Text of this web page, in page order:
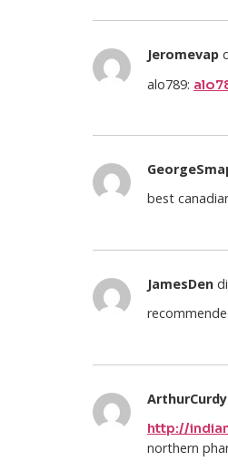
Jeromevap
alo789:
best
JamesDen
ArthurCurdy
http://
northern